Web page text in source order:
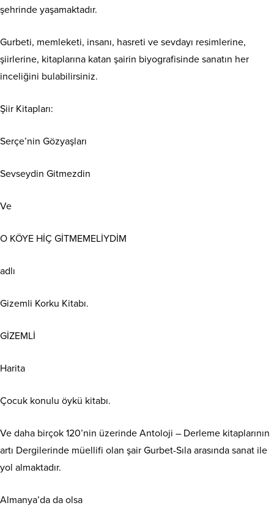
şehrinde yaşamaktadır.
Gurbeti, memleketi, insanı, hasreti ve sevdayı resimlerine,
şiirlerine, kitaplarına katan şairin biyografisinde sanatın her
inceliğini bulabilirsiniz.
Şiir Kitapları:
Serçe’nin Gözyaşları
Sevseydin Gitmezdin
Ve
O KÖYE HİÇ GİTMEMELİYDİM
adlı
Gizemli Korku Kitabı.
GİZEMLİ
Harita
Çocuk konulu öykü kitabı.
Ve daha birçok 120’nin üzerinde Antoloji – Derleme kitaplarının
artı Dergilerinde müellifi olan şair Gurbet-Sıla arasında sanat ile
yol almaktadır.
Almanya’da da olsa